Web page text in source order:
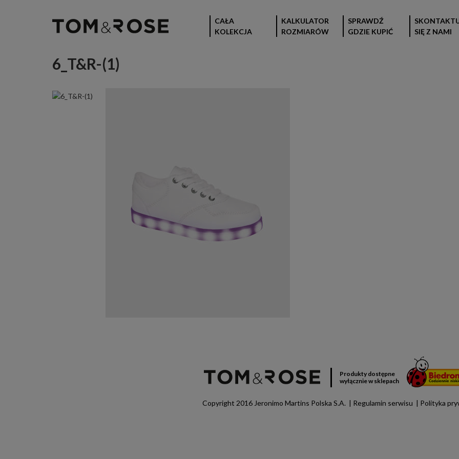
CAŁA
KOLEKCJA
KALKULATOR
ROZMIARÓW
SPRAWDŹ
GDZIE KUPIĆ
SIĘ Z NAMI
6_T&R-(1)
Produkty dostępne
wyłącznie w sklepach
Copyright 2016 Jeronimo Martins Polska S.A. Regulamin serwisu Polityka